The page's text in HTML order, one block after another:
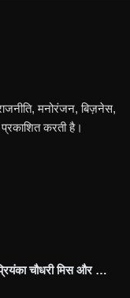
मनोरंजन, बिज़नेस,
करती है।
प्रियंका चौधरी मिस और …